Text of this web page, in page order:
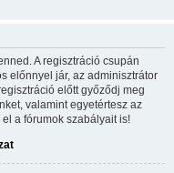
A regisztráció csupán
előnnyel jár, az adminisztrátor
előtt győződj meg
valamint egyetértesz az
a fórumok szabályait is!